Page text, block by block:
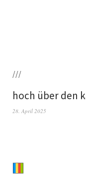
///
hoch über den
28. April 2025